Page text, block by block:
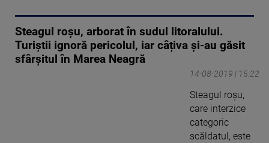
Steagul roşu, arborat în sudul litoralului.
Turiştii ignoră pericolul, iar câțiva și-au găsit
sfârșitul în Marea Neagră
14-08-2019 | 15:22
Steagul roşu,
care interzice
categoric
scăldatul, este